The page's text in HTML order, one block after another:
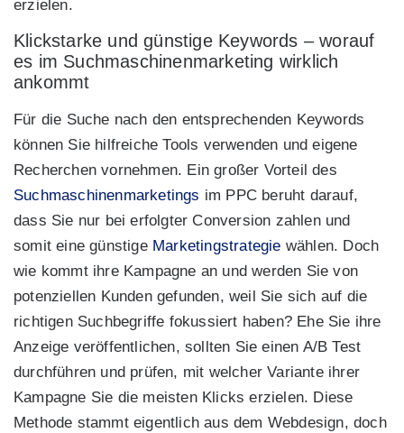
erzielen.
Klickstarke und günstige Keywords – worauf
es im Suchmaschinenmarketing wirklich
ankommt
Für die Suche nach den entsprechenden Keywords
können Sie hilfreiche Tools verwenden und eigene
Recherchen vornehmen. Ein großer Vorteil des
Suchmaschinenmarketings im PPC beruht darauf,
dass Sie nur bei erfolgter Conversion zahlen und
somit eine günstige Marketingstrategie wählen. Doch
wie kommt ihre Kampagne an und werden Sie von
potenziellen Kunden gefunden, weil Sie sich auf die
richtigen Suchbegriffe fokussiert haben? Ehe Sie ihre
Anzeige veröffentlichen, sollten Sie einen A/B Test
durchführen und prüfen, mit welcher Variante ihrer
Kampagne Sie die meisten Klicks erzielen. Diese
Methode stammt eigentlich aus dem Webdesign, doch